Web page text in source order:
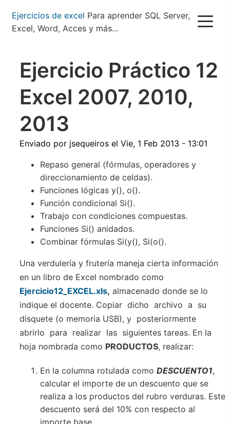
Pasar
contenido
Ejercicios de excel Para aprender SQL Server,
Excel, Word, Acces y más...
Ejercicio Práctico 12
Excel 2007, 2010,
2013
Enviado por jsequeiros el Vie, 1 Feb 2013 - 13:01
Repaso general (fórmulas, operadores y
direccionamiento de celdas).
Funciones lógicas y(), o().
Función condicional Si().
Trabajo con condiciones compuestas.
Funciones Si() anidados.
Combinar fórmulas Si(y(), Si(o().
Una verdulería y frutería maneja cierta información
en un libro de Excel nombrado como
Ejercicio12_EXCEL.xls, almacenado donde se lo
indique el docente. Copiar dicho archivo a su
disquete (o memoria USB), y posteriormente
abrirlo para realizar las siguientes tareas. En la
hoja nombrada como PRODUCTOS, realizar:
En la columna rotulada como DESCUENTO1,
calcular el importe de un descuento que se
realiza a los productos del rubro verduras. Este
descuento será del 10% con respecto al
importe base.